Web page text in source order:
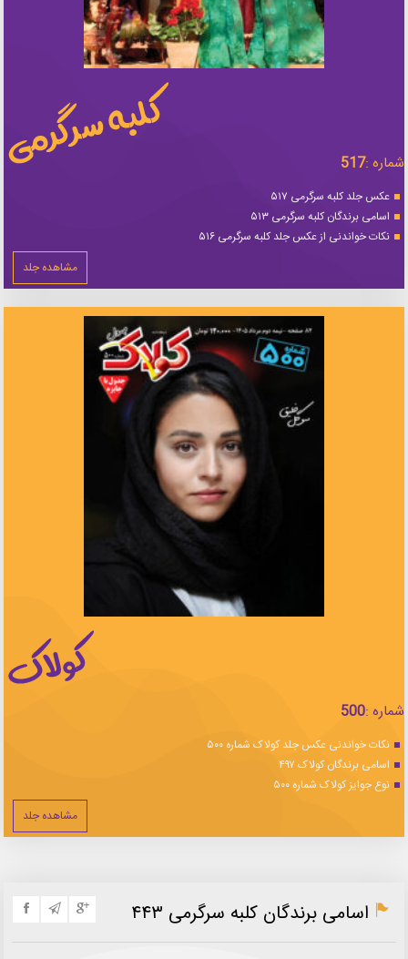
شماره :517
عکس جلد کلبه سرگرمی ۵۱۷
اسامی برندگان کلبه سرگرمی ۵۱۳
نکات خواندنی از عکس جلد کلبه سرگرمی ۵۱۶
مشاهده جلد
شماره :500
نکات خواندنی عکس جلد کولاک شماره ۵۰۰
اسامی برندگان کولاک ۴۹۷
نوع جوایز کولاک شماره ۵۰۰
مشاهده جلد
اسامی برندگان کلبه سرگرمی ۴۴۳